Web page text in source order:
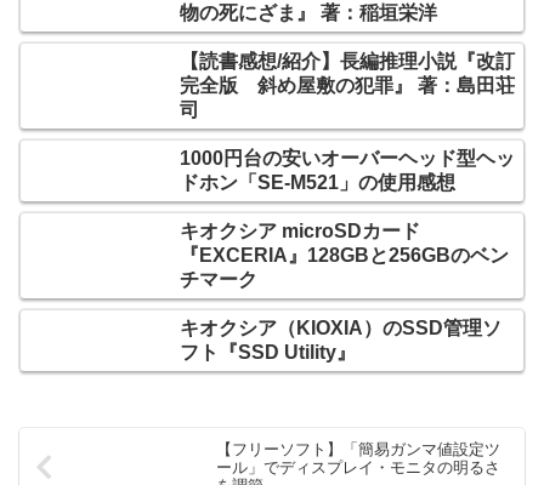
物の死にざま』 著：稲垣栄洋
【読書感想/紹介】長編推理小説『改訂
完全版 斜め屋敷の犯罪』 著：島田荘
司
1000円台の安いオーバーヘッド型ヘッ
ドホン「SE-M521」の使用感想
キオクシア microSDカード
『EXCERIA』128GBと256GBのベン
チマーク
キオクシア（KIOXIA）のSSD管理ソ
フト『SSD Utility』
【フリーソフト】「簡易ガンマ値設定ツ
ール」でディスプレイ・モニタの明るさ